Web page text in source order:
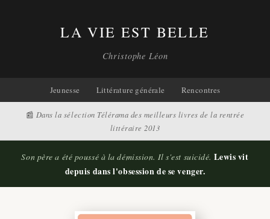
LA VIE EST BELLE
Christophe Léon
Jeunesse Littérature générale Rencontres
📰 Dans la sélection Télérama des meilleurs livres de la rentrée
littéraire 2013
Son père a été poussé à la démission. Il s'est suicidé. Lewis vit
depuis dans l'obsession de se venger.